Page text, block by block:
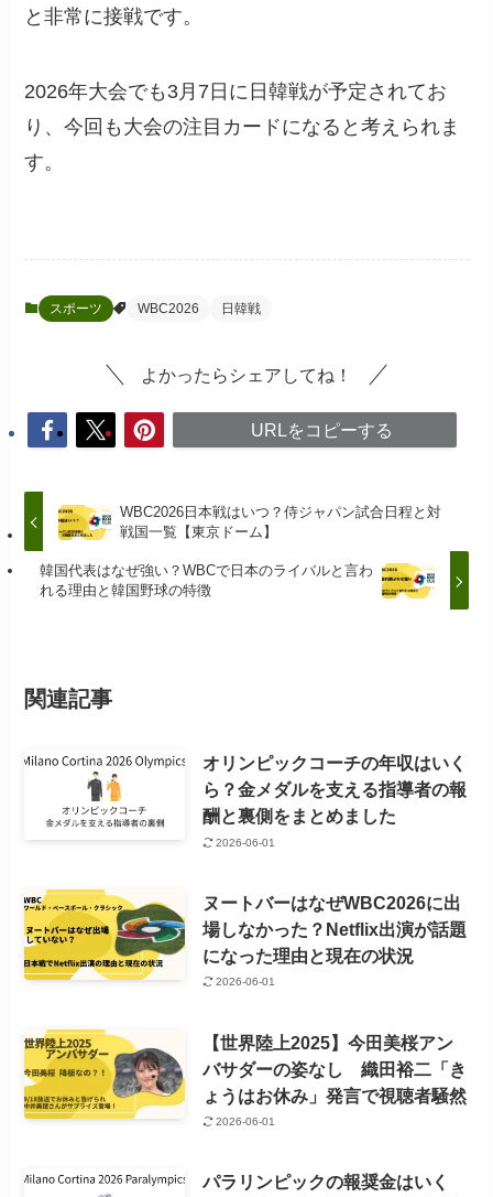
と非常に接戦です。
2026年大会でも3月7日に日韓戦が予定されてお
り、今回も大会の注目カードになると考えられま
す。
スポーツ WBC2026 日韓戦
よかったらシェアしてね！
URLをコピーする
WBC2026日本戦はいつ？侍ジャパン試合日程と対
戦国一覧【東京ドーム】
韓国代表はなぜ強い？WBCで日本のライバルと言わ
れる理由と韓国野球の特徴
関連記事
オリンピックコーチの年収はいく
ら？金メダルを支える指導者の報
酬と裏側をまとめました
2026-06-01
ヌートバーはなぜWBC2026に出
場しなかった？Netflix出演が話題
になった理由と現在の状況
2026-06-01
【世界陸上2025】今田美桜アン
バサダーの姿なし 織田裕二「き
ょうはお休み」発言で視聴者騒然
2026-06-01
パラリンピックの報奨金はいく